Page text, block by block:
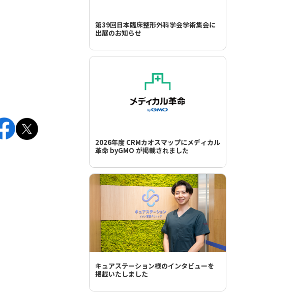
第39回日本臨床整形外科学会学術集会に
出展のお知らせ
2026年度 CRMカオスマップにメディカル
革命 byGMO が掲載されました
キュアステーション様のインタビューを
掲載いたしました